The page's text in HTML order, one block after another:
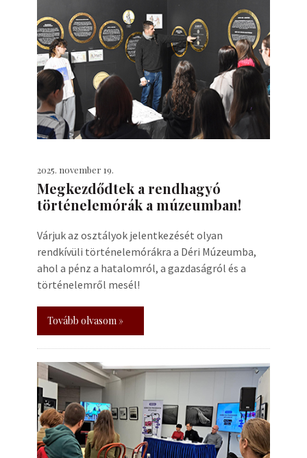
2025. november 19.
Megkezdődtek a rendhagyó
történelemórák a múzeumban!
Várjuk az osztályok jelentkezését olyan
rendkívüli történelemórákra a Déri Múzeumba,
ahol a pénz a hatalomról, a gazdaságról és a
történelemről mesél!
Tovább olvasom »